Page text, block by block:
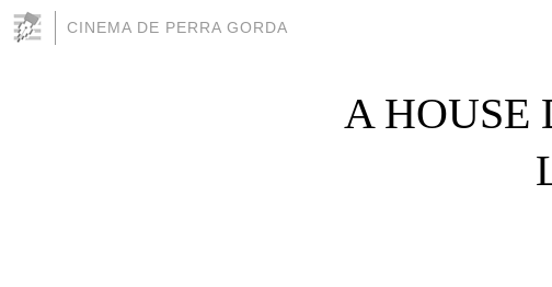
CINEMA DE PERRA GORDA
A HOUSE